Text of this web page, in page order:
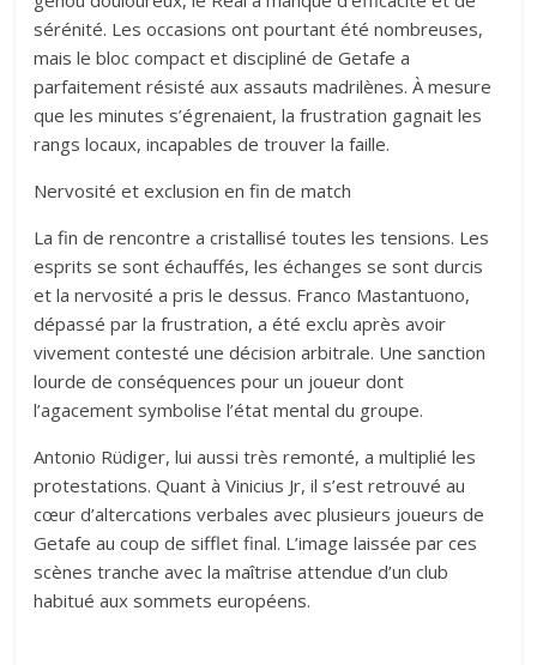
sérénité. Les occasions ont pourtant été nombreuses,
mais le bloc compact et discipliné de Getafe a
parfaitement résisté aux assauts madrilènes. À mesure
que les minutes s’égrenaient, la frustration gagnait les
rangs locaux, incapables de trouver la faille.
Nervosité et exclusion en fin de match
La fin de rencontre a cristallisé toutes les tensions. Les
esprits se sont échauffés, les échanges se sont durcis
et la nervosité a pris le dessus. Franco Mastantuono,
dépassé par la frustration, a été exclu après avoir
vivement contesté une décision arbitrale. Une sanction
lourde de conséquences pour un joueur dont
l’agacement symbolise l’état mental du groupe.
Antonio Rüdiger, lui aussi très remonté, a multiplié les
protestations. Quant à Vinicius Jr, il s’est retrouvé au
cœur d’altercations verbales avec plusieurs joueurs de
Getafe au coup de sifflet final. L’image laissée par ces
scènes tranche avec la maîtrise attendue d’un club
habitué aux sommets européens.